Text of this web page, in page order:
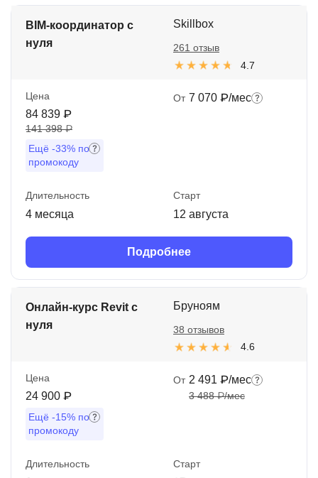
BIM-координатор с
нуля
Skillbox
4.7
261 отзыв
Цена
84 839 ₽
141 398 ₽
Ещё -33% по
промокоду
От 7 070 ₽/мес
Длительность
4 месяца
Старт
12 августа
Подробнее
Онлайн-курс Revit с
нуля
Бруноям
4.6
38 отзывов
Цена
24 900 ₽
Ещё -15% по
промокоду
От 2 491 ₽/мес
3 488 ₽/мес
Длительность Старт